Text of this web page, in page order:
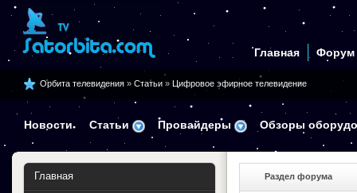
Главная Форум
Орбита телевидения » Статьи » Цифровое эфирное телевидение
Новости Статьи Провайдеры Обзоры
Раздел форума
Главная